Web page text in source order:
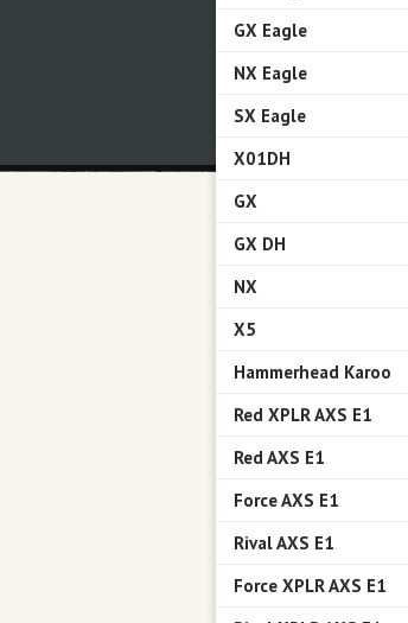
GX Eagle
NX Eagle
SX Eagle
X01DH
GX
GX DH
NX
X5
Hammerhead Karoo
Red XPLR AXS E1
Red AXS E1
Force AXS E1
Rival AXS E1
Force XPLR AXS E1